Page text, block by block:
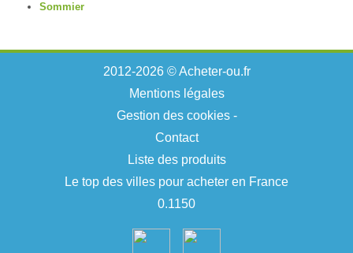
Sommier
2012-2026 © Acheter-ou.fr
Mentions légales
Gestion des cookies-
Contact
Liste des produits
Le top des villes pour acheter en France
0.1150